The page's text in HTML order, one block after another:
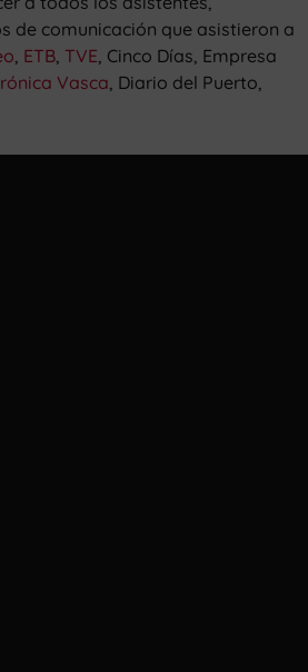
de comunicación que asistieron a
ETB TVE , Cinco Días, Empresa
Vasca , Diario del Puerto,